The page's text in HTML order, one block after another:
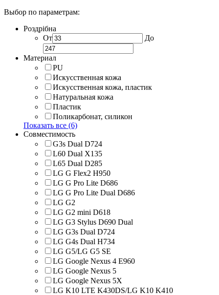
Выбор по параметрам:
Роздрібна
От
До
Материал
PU
Искусственная кожа
Искусственная кожа, пластик
Натуральная кожа
Пластик
Поликарбонат, силикон
Показать все (6)
Совместимость
G3s Dual D724
L60 Dual X135
L65 Dual D285
LG G Flex2 H950
LG G Pro Lite D686
LG G Pro Lite Dual D686
LG G2
LG G2 mini D618
LG G3 Stylus D690 Dual
LG G3s Dual D724
LG G4s Dual H734
LG G5/LG G5 SE
LG Google Nexus 4 E960
LG Google Nexus 5
LG Google Nexus 5X
LG K10 LTE K430DS/LG K10 K410